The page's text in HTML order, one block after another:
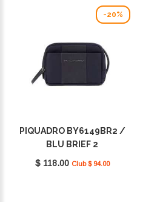
-20%
PIQUADRO BY6149BR2 /
BLU BRIEF 2
$ 118.00 Club $ 94.00